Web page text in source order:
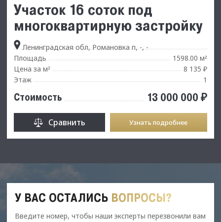
Участок 16 соток под
многоквартирную застройку
Ленинградская обл, Романовка п, -, -
Площадь
1598.00 м²
Цена за м²
8 135 ₽
Этаж
1
Стоимость 13 000 000 ₽
Сравнить Узнать подробнее
У ВАС ОСТАЛИСЬ ВОПРОСЫ?
Введите номер, чтобы наши эксперты перезвонили вам